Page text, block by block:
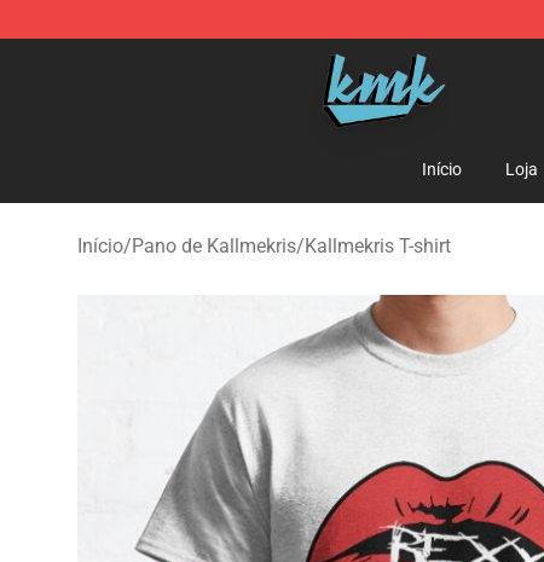
KallMeKris Store - Official KallMeKris Merchandise Shop
Início Loja
Início/Pano de Kallmekris/Kallmekris T-shirt